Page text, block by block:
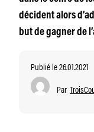
décident alors
but de gagner de
Publié le 26.01.2021
Par